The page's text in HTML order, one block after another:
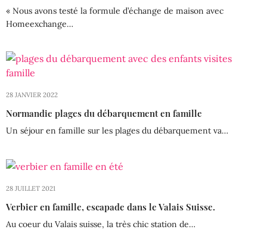
« Nous avons testé la formule d’échange de maison avec
Homeexchange…
28 JANVIER 2022
Normandie plages du débarquement en famille
Un séjour en famille sur les plages du débarquement va…
28 JUILLET 2021
Verbier en famille, escapade dans le Valais Suisse.
Au coeur du Valais suisse, la très chic station de…